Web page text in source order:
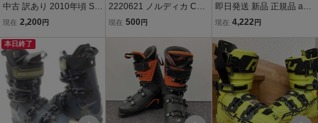
中古 訳あり 2010年頃 SU
RFACE TJ Schneider LTD
ェイスフリースタイル ス
キービンディング付き 36
487-54
現在 2,200 円
2220621 ノルディカ CR
UISE 25.5cm ソール295m
キーブーツ
現在 500 円
即日発送 新品 正規品 adid
as GOLF アディダス ゴル
ホワイト 黒 緑 ソフトスパ
イク 定価33000円 25.5cm
US8 箱付き
現在 4,222 円
本日終了